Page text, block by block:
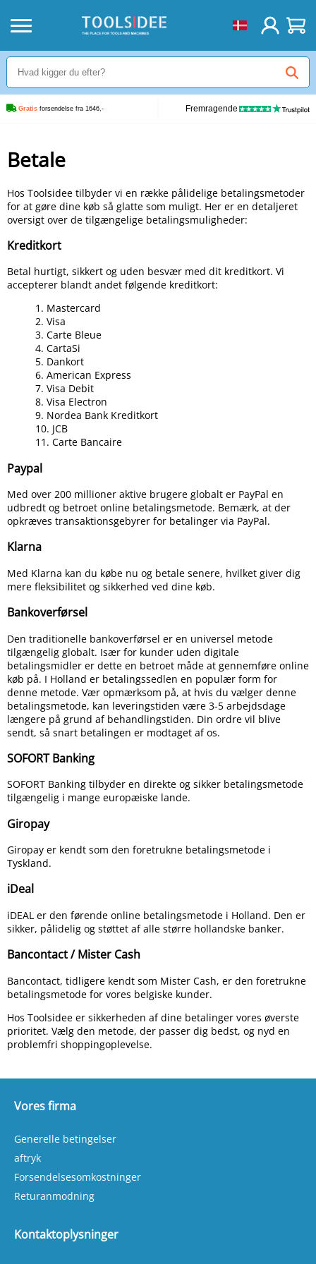
Gratis forsendelse fra 1646,- Fremragende
Betale
Hos Toolsidee tilbyder vi en række pålidelige betalingsmetoder
for at gøre dine køb så glatte som muligt. Her er en detaljeret
oversigt over de tilgængelige betalingsmuligheder:
Kreditkort
Betal hurtigt, sikkert og uden besvær med dit kreditkort. Vi
accepterer blandt andet følgende kreditkort:
1. Mastercard
2. Visa
3. Carte Bleue
4. CartaSi
5. Dankort
6. American Express
7. Visa Debit
8. Visa Electron
9. Nordea Bank Kreditkort
10. JCB
11. Carte Bancaire
Paypal
Med over 200 millioner aktive brugere globalt er PayPal en
udbredt og betroet online betalingsmetode. Bemærk, at der
opkræves transaktionsgebyrer for betalinger via PayPal.
Klarna
Med Klarna kan du købe nu og betale senere, hvilket giver dig
mere fleksibilitet og sikkerhed ved dine køb.
Bankoverførsel
Den traditionelle bankoverførsel er en universel metode
tilgængelig globalt. Især for kunder uden digitale
betalingsmidler er dette en betroet måde at gennemføre online
køb på. I Holland er betalingssedlen en populær form for
denne metode. Vær opmærksom på, at hvis du vælger denne
betalingsmetode, kan leveringstiden være 3-5 arbejdsdage
længere på grund af behandlingstiden. Din ordre vil blive
sendt, så snart betalingen er modtaget af os.
SOFORT Banking
SOFORT Banking tilbyder en direkte og sikker betalingsmetode
tilgængelig i mange europæiske lande.
Giropay
Giropay er kendt som den foretrukne betalingsmetode i
Tyskland.
iDeal
iDEAL er den førende online betalingsmetode i Holland. Den er
sikker, pålidelig og støttet af alle større hollandske banker.
Bancontact / Mister Cash
Bancontact, tidligere kendt som Mister Cash, er den foretrukne
betalingsmetode for vores belgiske kunder.
Hos Toolsidee er sikkerheden af dine betalinger vores øverste
prioritet. Vælg den metode, der passer dig bedst, og nyd en
problemfri shoppingoplevelse.
Vores firma
Generelle betingelser
aftryk
Forsendelsesomkostninger
Returanmodning
Kontaktoplysninger